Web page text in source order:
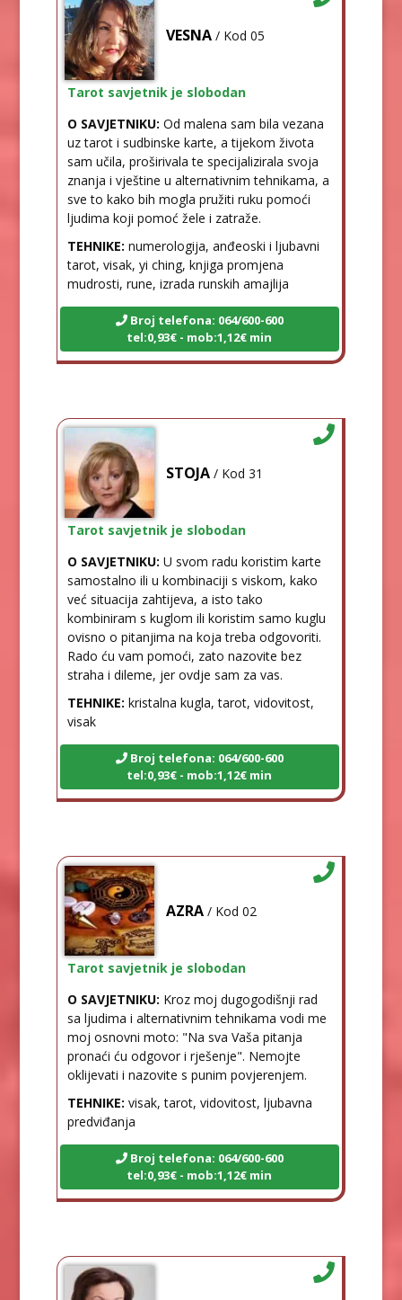
VESNA / Kod 05
Tarot savjetnik je slobodan
O SAVJETNIKU: Od malena sam bila vezana
uz tarot i sudbinske karte, a tijekom života
sam učila, proširivala te specijalizirala svoja
znanja i vještine u alternativnim tehnikama, a
sve to kako bih mogla pružiti ruku pomoći
ljudima koji pomoć žele i zatraže.
TEHNIKE: numerologija, anđeoski i ljubavni
tarot, visak, yi ching, knjiga promjena
mudrosti, rune, izrada runskih amajlija
Broj telefona: 064/600-600
tel:0,93€ - mob:1,12€ min
STOJA / Kod 31
Tarot savjetnik je slobodan
O SAVJETNIKU: U svom radu koristim karte
samostalno ili u kombinaciji s viskom, kako
već situacija zahtijeva, a isto tako
kombiniram s kuglom ili koristim samo kuglu
ovisno o pitanjima na koja treba odgovoriti.
Rado ću vam pomoći, zato nazovite bez
straha i dileme, jer ovdje sam za vas.
TEHNIKE: kristalna kugla, tarot, vidovitost,
visak
Broj telefona: 064/600-600
tel:0,93€ - mob:1,12€ min
AZRA / Kod 02
Tarot savjetnik je slobodan
O SAVJETNIKU: Kroz moj dugogodišnji rad
sa ljudima i alternativnim tehnikama vodi me
moj osnovni moto: "Na sva Vaša pitanja
pronaći ću odgovor i rješenje". Nemojte
oklijevati i nazovite s punim povjerenjem.
TEHNIKE: visak, tarot, vidovitost, ljubavna
predviđanja
Broj telefona: 064/600-600
tel:0,93€ - mob:1,12€ min